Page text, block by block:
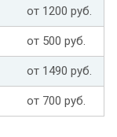
от 1200 руб.
от 500 руб.
от 1490 руб.
от 700 руб.